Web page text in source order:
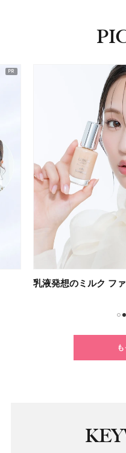
光を紡ぐケアで未来の